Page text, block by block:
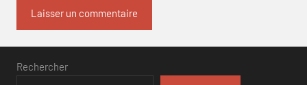
Rechercher